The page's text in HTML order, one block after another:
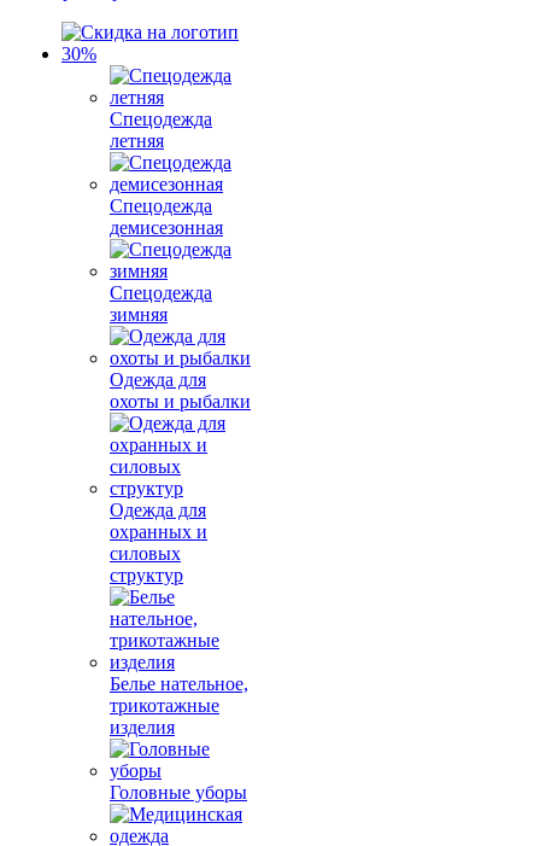
Спецодежда
летняя
Спецодежда
демисезонная
Спецодежда
зимняя
Одежда для
охоты и рыбалки
Одежда для
охранных и
силовых
структур
Белье нательное,
трикотажные
изделия
Головные уборы